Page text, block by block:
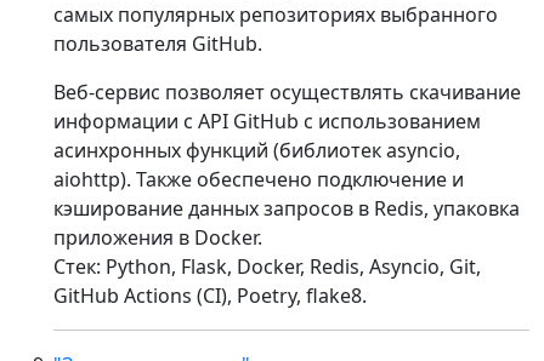
самых популярных репозиториях выбранного
пользователя GitHub.
Веб-сервис позволяет осуществлять скачивание
информации с API GitHub с использованием
асинхронных функций (библиотек asyncio,
aiohttp). Также обеспечено подключение и
кэширование данных запросов в Redis, упаковка
приложения в Docker.
Стек: Python, Flask, Docker, Redis, Asyncio, Git,
GitHub Actions (CI), Poetry, flake8.